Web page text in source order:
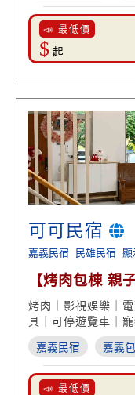
📣 最低價
$ 起
可可民宿
嘉義民宿 民雄民宿 顯
【烤肉包棟 親
烤肉｜影視娛樂｜
具｜可停遊覽車｜
嘉義民宿 嘉義
📣 最低價